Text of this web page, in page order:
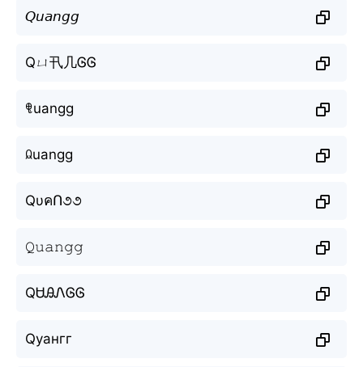
𝘘𝘶𝘢𝘯𝘨𝘨
Qㄩ卂几ᎶᎶ
ꁸuangg
ꆰuangg
QυคՈ૭૭
𝚀𝚞𝚊𝚗𝚐𝚐
QᏌᎯᏁᎶᎶ
Qуангг